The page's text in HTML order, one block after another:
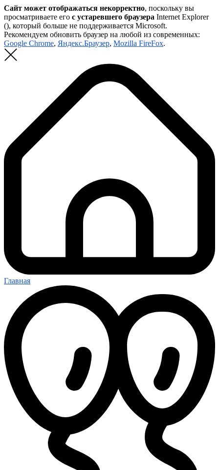
Сайт может отображаться некорректно, поскольку вы
просматриваете его с устаревшего браузера Internet Explorer
(), который больше не поддерживается Microsoft.
Рекомендуем обновить браузер на любой из современных:
Google Chrome, Яндекс.Браузер, Mozilla FireFox.
Главная